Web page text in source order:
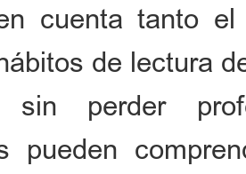
cuenta tanto
de lectura
sin perder
pueden